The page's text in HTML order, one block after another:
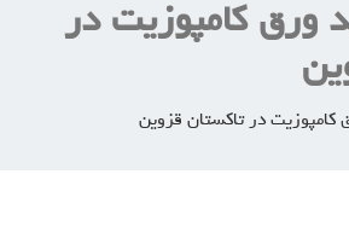
ورق کامپوزیت در
در تاکستان قزوین